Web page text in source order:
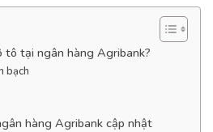
tô tại ngân hàng Agribank?
bạch
hàng Agribank cập nhật